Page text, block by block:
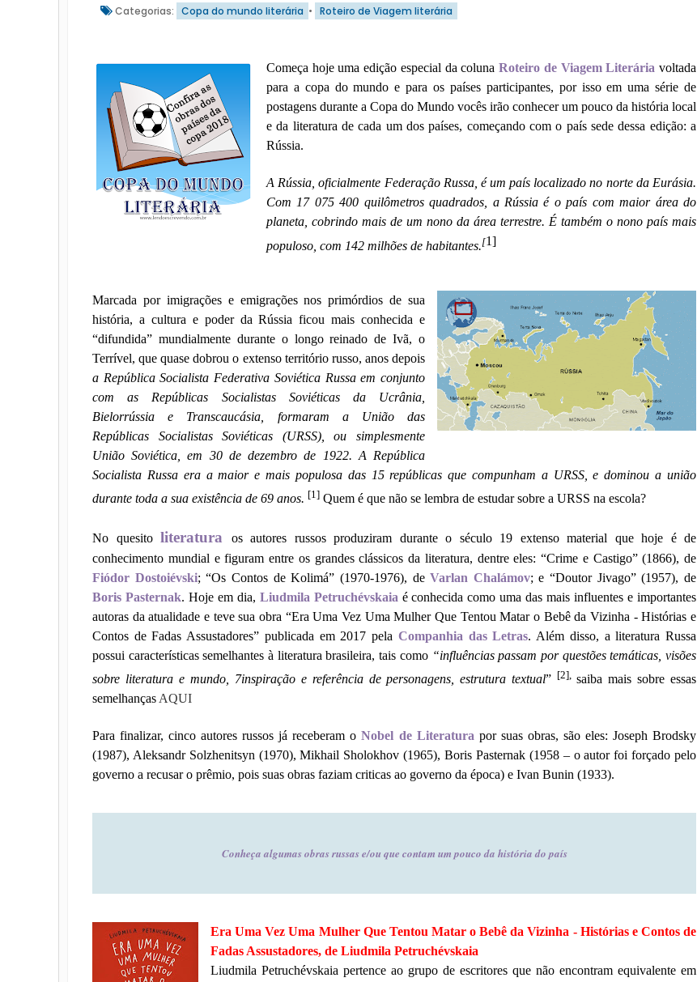
Categorias: Copa do mundo literária • Roteiro de Viagem literária
Começa hoje uma edição especial da colunaRoteiro de Viagem Literária voltada
para a copa do mundo e para os países participantes, por isso em uma série de
postagens durante a Copa do Mundo vocês irão conhecer um pouco da história local
e da literatura de cada um dos países, começando com o país sede dessa edição: a
Rússia.
A Rússia, oficialmente Federação Russa, é um país localizado no norte da Eurásia.
Com 17 075 400 quilômetros quadrados, a Rússia é o país com maior área do
planeta, cobrindo mais de um nono da área terrestre. É também o nono país mais
populoso, com 142 milhões de habitantes.[1]
Marcada por imigrações e emigrações nos primórdios de sua
história, a cultura e poder da Rússia ficou mais conhecida e
“difundida” mundialmente durante o longo reinado de Ivã, o
Terrível, que quase dobrou o extenso território russo, anos depois
a República Socialista Federativa Soviética Russa em conjunto
com as Repúblicas Socialistas Soviéticas da Ucrânia,
Bielorrússia e Transcaucásia, formaram a União das
Repúblicas Socialistas Soviéticas (URSS), ou simplesmente
União Soviética, em 30 de dezembro de 1922. A República
Socialista Russa era a maior e mais populosa das 15 repúblicas que compunham a URSS, e dominou a união
durante toda a sua existência de 69 anos. [1] Quem é que não se lembra de estudar sobre a URSS na escola?
No quesito literatura
os autores russos produziram durante o século 19 extenso material que hoje é de
conhecimento mundial e figuram entre os grandes clássicos da literatura, dentre eles: “Crime e Castigo” (1866), de
Fiódor Dostoiévski; “Os Contos de Kolimá” (1970-1976), deVarlan Chalámov; e “Doutor Jivago” (1957), de
Boris Pasternak. Hoje em dia, Liudmila Petruchévskaia é conhecida como uma das mais influentes e importantes
autoras da atualidade e teve sua obra “Era Uma Vez Uma Mulher Que Tentou Matar o Bebê da Vizinha - Histórias e
Contos de Fadas Assustadores” publicada em 2017 pela Companhia das Letras. Além disso, a literatura Russa
possui características semelhantes à literatura brasileira, tais como “influências passam por questões temáticas, visões
sobre literatura e mundo, 7inspiração e referência de personagens, estrutura textual” [2], saiba mais sobre essas
semelhanças AQUI
Para finalizar, cinco autores russos já receberam oNobel de Literatura por suas obras, são eles: Joseph Brodsky
(1987), Aleksandr Solzhenitsyn (1970),Mikhail Sholokhov (1965),Boris Pasternak(1958 – o autor foi forçado pelo
governo a recusar o prêmio, pois suas obras faziam criticas ao governo da época) e Ivan Bunin (1933).
Conheça algumas obras russas e/ou que contam um pouco da história do país
Era Uma Vez Uma Mulher Que Tentou Matar o Bebê da Vizinha - Histórias e Contos de
Fadas Assustadores, de Liudmila Petruchévskaia
Liudmila Petruchévskaia pertence ao grupo de escritores que não encontram equivalente em